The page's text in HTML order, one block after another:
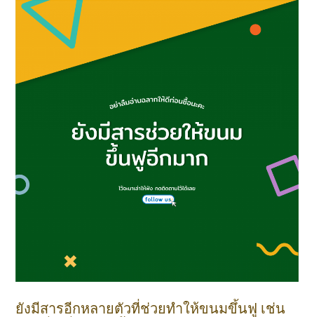
ยังมีสารอีกหลายตัวที่ช่วยทำให้ขนมขึ้นฟู เช่น